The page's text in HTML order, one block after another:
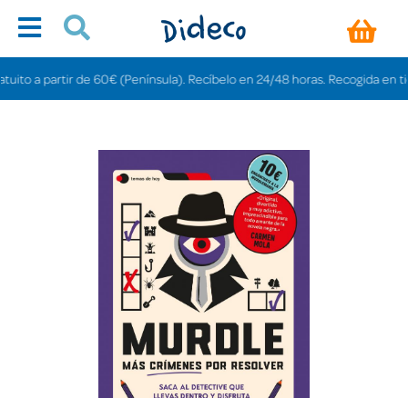
a partir de 60€ (Península). Recíbelo en 24/48 horas. Recogida en